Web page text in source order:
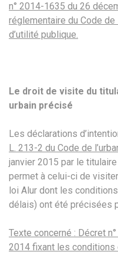
n° 2014-1635 du 26
réglementaire du Code de
d’utilité publique.
Le droit de visite du
urbain précisé
Les déclarations
L. 213-2 du Code de
janvier 2015 par le
permet à celui-ci de
loi Alur dont les
délais) ont été précisées
Texte concerné : Décret
2014 fixant les